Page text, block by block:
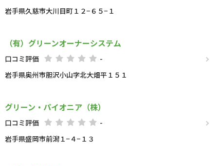
岩手県久慈市大川目町１２−６５−１
（有）グリーンオーナーシステム
口コミ評価
-
岩手県奥州市胆沢小山字北大畑平１５１
グリーン・パイオニア（株）
口コミ評価
-
岩手県盛岡市前潟１−４−１３